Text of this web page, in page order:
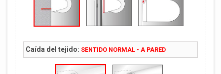
Caída del tejido: SENTIDO NORMAL - A PARED